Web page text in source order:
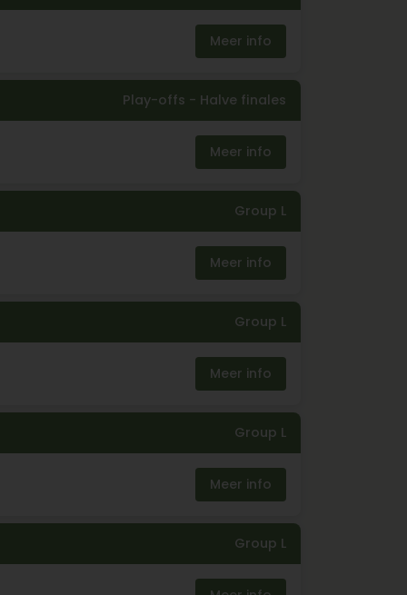
Meer info
Play-offs - Halve finales
Meer info
Group L
Meer info
Group L
Meer info
Group L
Meer info
Group L